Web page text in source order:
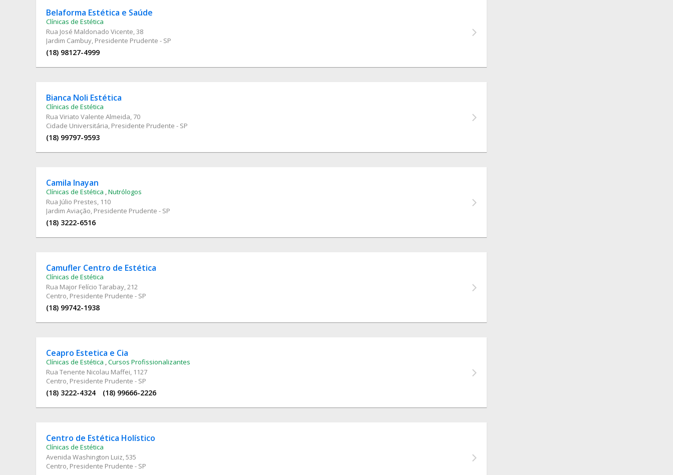
Belaforma Estética e Saúde
Clínicas de Estética
Rua José Maldonado Vicente, 38
Jardim Cambuy, Presidente Prudente - SP
(18) 98127-4999
Bianca Noli Estética
Clínicas de Estética
Rua Viriato Valente Almeida, 70
Cidade Universitária, Presidente Prudente - SP
(18) 99797-9593
Camila Inayan
Clínicas de Estética ,Nutrólogos
Rua Júlio Prestes, 110
Jardim Aviação, Presidente Prudente - SP
(18) 3222-6516
Camufler Centro de Estética
Clínicas de Estética
Rua Major Felício Tarabay, 212
Centro, Presidente Prudente - SP
(18) 99742-1938
Ceapro Estetica e Cia
Clínicas de Estética ,Cursos Profissionalizantes
Rua Tenente Nicolau Maffei, 1127
Centro, Presidente Prudente - SP
(18) 3222-4324 (18) 99666-2226
Centro de Estética Holístico
Clínicas de Estética
Avenida Washington Luiz, 535
Centro, Presidente Prudente - SP